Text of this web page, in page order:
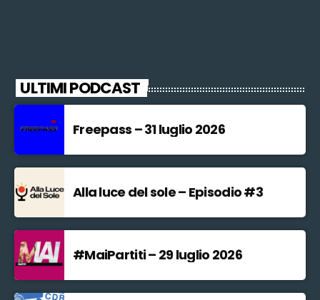
ULTIMI PODCAST
Freepass – 31 luglio 2026
Alla luce del sole – Episodio #3
#MaiPartiti – 29 luglio 2026